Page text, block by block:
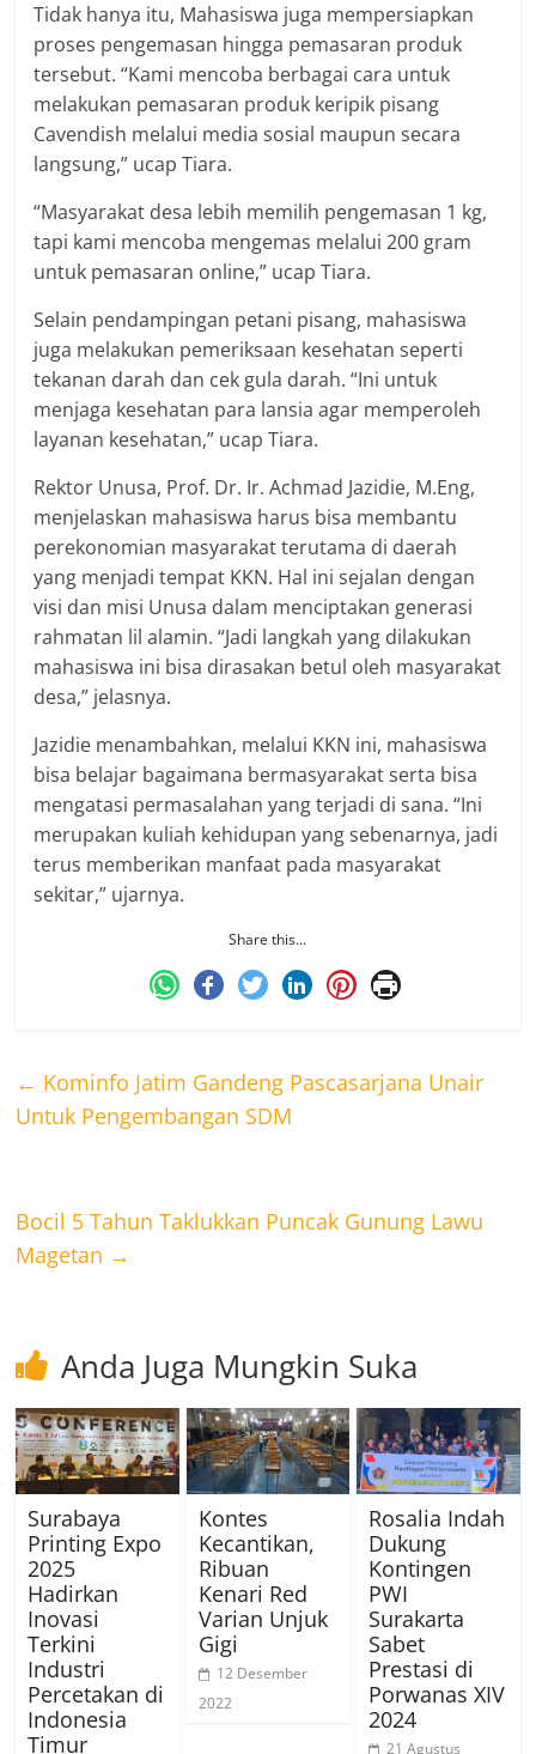
Tidak hanya itu, Mahasiswa juga mempersiapkan
proses pengemasan hingga pemasaran produk
tersebut. “Kami mencoba berbagai cara untuk
melakukan pemasaran produk keripik pisang
Cavendish melalui media sosial maupun secara
langsung,” ucap Tiara.
“Masyarakat desa lebih memilih pengemasan 1 kg,
tapi kami mencoba mengemas melalui 200 gram
untuk pemasaran online,” ucap Tiara.
Selain pendampingan petani pisang, mahasiswa
juga melakukan pemeriksaan kesehatan seperti
tekanan darah dan cek gula darah. “Ini untuk
menjaga kesehatan para lansia agar memperoleh
layanan kesehatan,” ucap Tiara.
Rektor Unusa, Prof. Dr. Ir. Achmad Jazidie, M.Eng,
menjelaskan mahasiswa harus bisa membantu
perekonomian masyarakat terutama di daerah
yang menjadi tempat KKN. Hal ini sejalan dengan
visi dan misi Unusa dalam menciptakan generasi
rahmatan lil alamin. “Jadi langkah yang dilakukan
mahasiswa ini bisa dirasakan betul oleh masyarakat
desa,” jelasnya.
Jazidie menambahkan, melalui KKN ini, mahasiswa
bisa belajar bagaimana bermasyarakat serta bisa
mengatasi permasalahan yang terjadi di sana. “Ini
merupakan kuliah kehidupan yang sebenarnya, jadi
terus memberikan manfaat pada masyarakat
sekitar,” ujarnya.
Share this…
← Kominfo Jatim Gandeng Pascasarjana Unair
Untuk Pengembangan SDM
Bocil 5 Tahun Taklukkan Puncak Gunung Lawu
Magetan →
Anda Juga Mungkin Suka
Surabaya
Printing Expo
2025
Hadirkan
Inovasi
Terkini
Industri
Percetakan di
Indonesia
Timur
Kontes
Kecantikan,
Ribuan
Kenari Red
Varian Unjuk
Gigi
12 Desember
2022
Rosalia Indah
Dukung
Kontingen
PWI
Surakarta
Sabet
Prestasi di
Porwanas XIV
2024
21 Agustus